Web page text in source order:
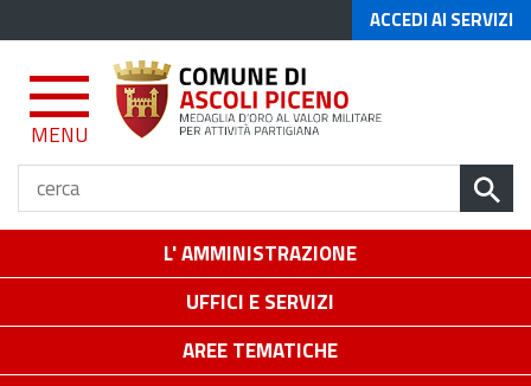
ACCEDI AI SERVIZI
MENU
L' AMMINISTRAZIONE
UFFICI E SERVIZI
AREE TEMATICHE